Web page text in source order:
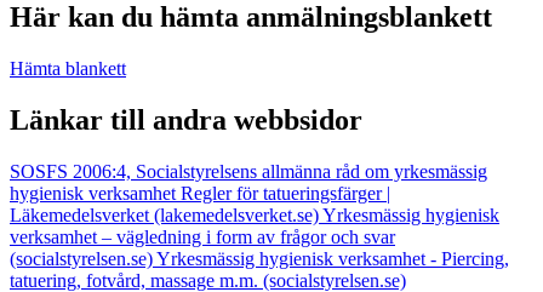
Här kan du hämta anmälningsblankett
Hämta blankett
Länkar till andra webbsidor
SOSFS 2006:4, Socialstyrelsens allmänna råd om yrkesmässig
hygienisk verksamhet Regler för tatueringsfärger |
Läkemedelsverket (lakemedelsverket.se)Yrkesmässig hygienisk
verksamhet – vägledning i form av frågor och svar
(socialstyrelsen.se)Yrkesmässig hygienisk verksamhet - Piercing,
tatuering, fotvård, massage m.m. (socialstyrelsen.se)